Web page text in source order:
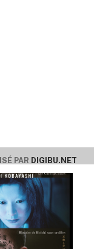
PAR DIGIBU.NET